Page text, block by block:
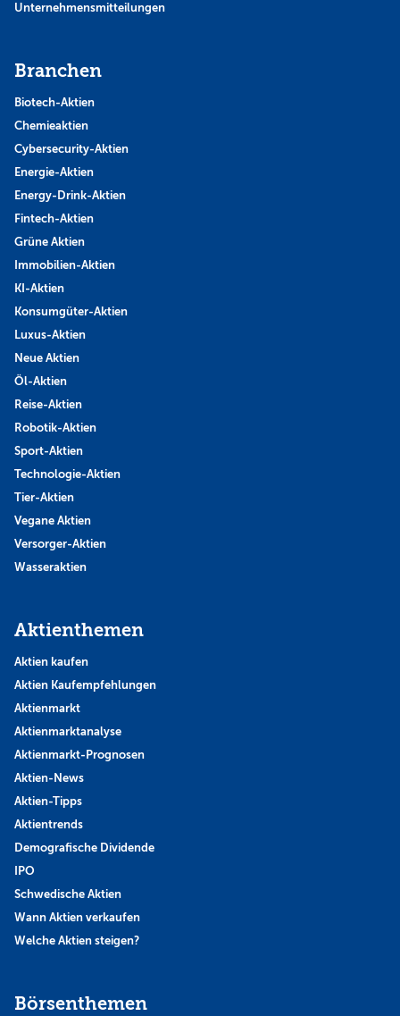
Unternehmensmitteilungen
Branchen
Biotech-Aktien
Chemieaktien
Cybersecurity-Aktien
Energie-Aktien
Energy-Drink-Aktien
Fintech-Aktien
Grüne Aktien
Immobilien-Aktien
KI-Aktien
Konsumgüter-Aktien
Luxus-Aktien
Neue Aktien
Öl-Aktien
Reise-Aktien
Robotik-Aktien
Sport-Aktien
Technologie-Aktien
Tier-Aktien
Vegane Aktien
Versorger-Aktien
Wasseraktien
Aktienthemen
Aktien kaufen
Aktien Kaufempfehlungen
Aktienmarkt
Aktienmarktanalyse
Aktienmarkt-Prognosen
Aktien-News
Aktien-Tipps
Aktientrends
Demografische Dividende
IPO
Schwedische Aktien
Wann Aktien verkaufen
Welche Aktien steigen?
Börsenthemen